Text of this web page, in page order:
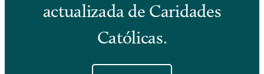
actualizada de Caridades
Católicas.